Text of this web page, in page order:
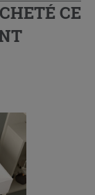
CE